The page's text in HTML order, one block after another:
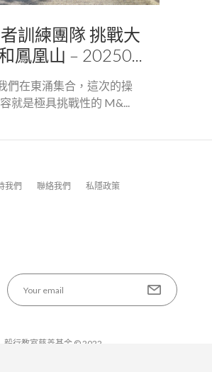
訓練團隊 挑戰大
鳳凰山 – 20250...
們在東涌集合，這次的操
就是極具挑戰性的 M&...
我們 聯絡我們 私隱政策
毅行教室慈善基金 © 2022